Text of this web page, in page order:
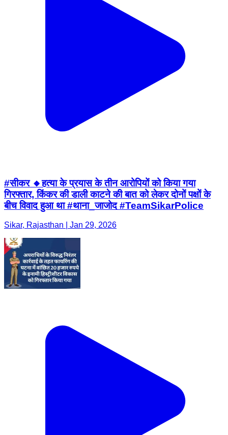
#सीकर 🔸हत्या के प्रयास के तीन आरोपियों को किया गया
गिरफ्तार, किंकर की डाली काटने की बात को लेकर दोनों पक्षों के
बीच विवाद हुआ था #थाना_जाजोद #TeamSikarPolice
Sikar, Rajasthan | Jan 29, 2026